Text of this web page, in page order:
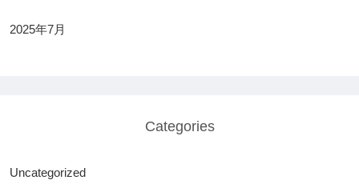
2025年7月
Categories
Uncategorized